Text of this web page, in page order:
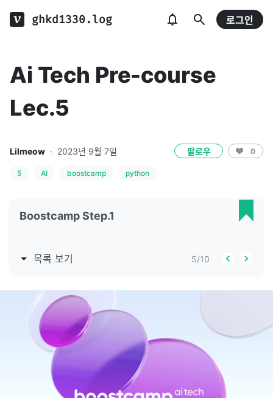
ghkd1330.log 로그인
Ai Tech Pre-course
Lec.5
Lilmeow · 2023년 9월 7일 팔로우 0
5 AI boostcamp python
Boostcamp Step.1
목록 보기 5/10